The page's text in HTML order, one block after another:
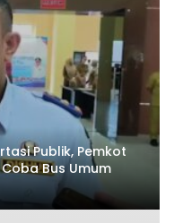
Publik, Pemkot
Bus Umum